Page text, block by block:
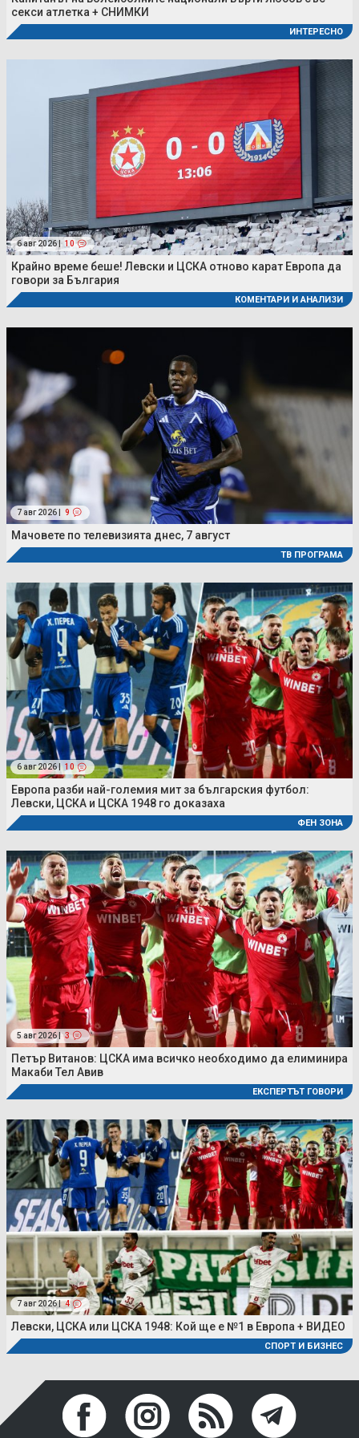
секси атлетка + СНИМКИ
ИНТЕРЕСНО
6 авг 2026 | 10
Крайно време беше! Левски и ЦСКА отново карат Европа да
говори за България
КОМЕНТАРИ И АНАЛИЗИ
7 авг 2026 | 9
Мачовете по телевизията днес, 7 август
ТВ ПРОГРАМА
6 авг 2026 | 10
Европа разби най-големия мит за българския футбол:
Левски, ЦСКА и ЦСКА 1948 го доказаха
ФЕН ЗОНА
5 авг 2026 | 3
Петър Витанов: ЦСКА има всичко необходимо да елиминира
Макаби Тел Авив
ЕКСПЕРТЪТ ГОВОРИ
7 авг 2026 | 4
Левски, ЦСКА или ЦСКА 1948: Кой ще е №1 в Европа + ВИДЕО
СПОРТ И БИЗНЕС